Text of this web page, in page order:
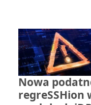
Nowa
regreSSHion